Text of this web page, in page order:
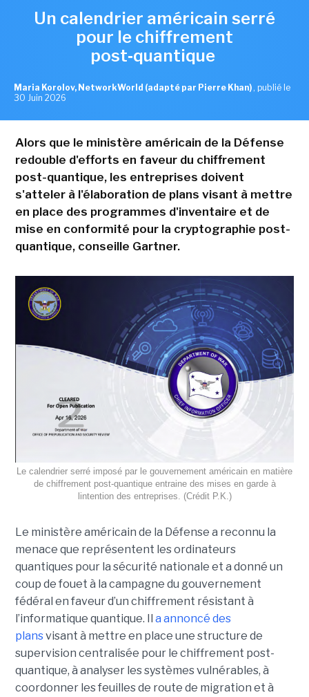
Un calendrier américain serré
pour le chiffrement
post‑quantique
Maria Korolov, NetworkWorld (adapté par Pierre Khan) , publié le
30 Juin 2026
Alors que le ministère américain de la Défense
redouble d'efforts en faveur du chiffrement
post-quantique, les entreprises doivent
s'atteler à l'élaboration de plans visant à mettre
en place des programmes d'inventaire et de
mise en conformité pour la cryptographie post-
quantique, conseille Gartner.
Le calendrier serré imposé par le gouvernement américain en matière
de chiffrement post-quantique entraine des mises en garde à
lintention des entreprises. (Crédit P.K.)
Le ministère américain de la Défense a reconnu la
menace que représentent les ordinateurs
quantiques pour la sécurité nationale et a donné un
coup de fouet à la campagne du gouvernement
fédéral en faveur d’un chiffrement résistant à
l’informatique quantique. Il a annoncé des
plansvisant à mettre en place une structure de
supervision centralisée pour le chiffrement post-
quantique, à analyser les systèmes vulnérables, à
coordonner les feuilles de route de migration et à